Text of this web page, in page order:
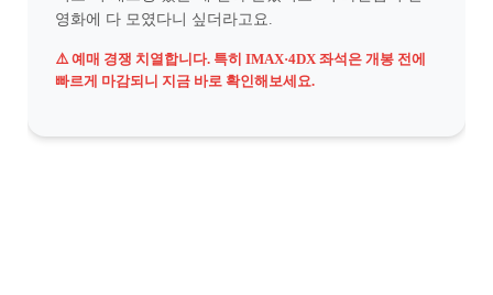
영화에 다 모였다니 싶더라고요.
⚠️ 예매 경쟁 치열합니다. 특히 IMAX·4DX 좌석은 개봉 전에
빠르게 마감되니 지금 바로 확인해보세요.